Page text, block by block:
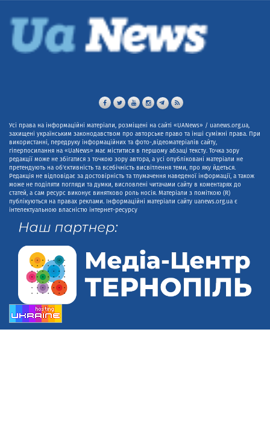
Усі права на інформаційні матеріали, розміщені на сайті «UANews» / uanews.org.ua,
захищені українським законодавством про авторське право та інші суміжні права. При
використанні, передруку інформаційних та фото-,відеоматеріалів сайту,
гіперпосилання на «UaNews» має міститися в першому абзаці тексту. Точка зору
редакції може не збігатися з точкою зору автора, а усі опубліковані матеріали не
претендують на об'єктивність та всебічність висвітлення теми, про яку йдеться.
Редакція не відповідає за достовірність та тлумачення наведеної інформації, а також
може не поділяти погляди та думки, висловлені читачами сайту в коментарях до
статей, а сам ресурс виконує винятково роль носія. Матеріали з поміткою (R)
публікуються на правах реклами. Інформаційні матеріали сайту uanews.org.ua є
інтелектуальною власністю інтернет-ресурсу